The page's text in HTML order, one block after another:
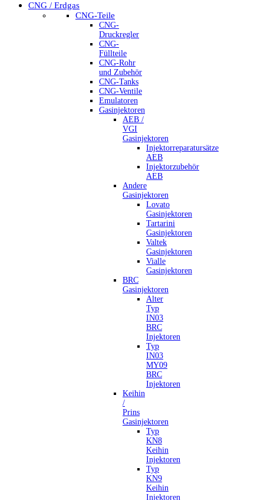
CNG / Erdgas
CNG-Teile
CNG-
Druckregler
CNG-
Füllteile
CNG-Rohr
und Zubehör
CNG-Tanks
CNG-Ventile
Emulatoren
Gasinjektoren
AEB /
VGI
Gasinjektoren
Injektorreparatursätze
AEB
Injektorzubehör
AEB
Andere
Gasinjektoren
Lovato
Gasinjektoren
Tartarini
Gasinjektoren
Valtek
Gasinjektoren
Vialle
Gasinjektoren
BRC
Gasinjektoren
Alter
Typ
IN03
BRC
Injektoren
Typ
IN03
MY09
BRC
Injektoren
Keihin
/
Prins
Gasinjektoren
Typ
KN8
Keihin
Injektoren
Typ
KN9
Keihin
Injektoren